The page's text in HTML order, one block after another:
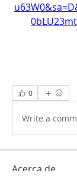
0
Write a
Acerca de